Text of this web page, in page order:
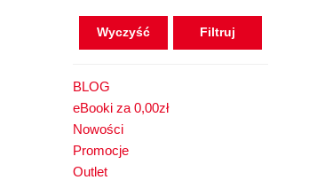
Wyczyść
BLOG
eBooki za 0,00zł
Nowości
Promocje
Outlet